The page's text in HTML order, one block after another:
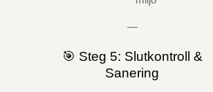
—
🎯 Steg 5: Slutkontroll &
Sanering